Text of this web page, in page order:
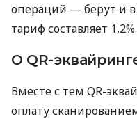
операций — берут и в
тариф составляет 1,2%.
О QR-
Вместе с тем QR-
оплату